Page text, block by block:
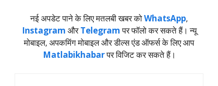
नई अपडेट पाने के लिए मतलबी खबर कोWhatsApp,
Instagram औरTelegramपर फॉलो कर सकते हैं। न्‍यू
मोबाइल, अपकमिंग मोबाइल और डील्‍स एंड ऑफर्स के लिए आप
Matlabikhabarपर विजिट कर सकते हैं।